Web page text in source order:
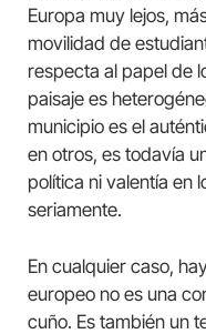
Europa muy lejos,
movilidad de
respecta al papel de
paisaje es
municipio es el
en otros, es todavía
política ni valentía en
seriamente.
En cualquier caso,
europeo no es una
cuño. Es también un